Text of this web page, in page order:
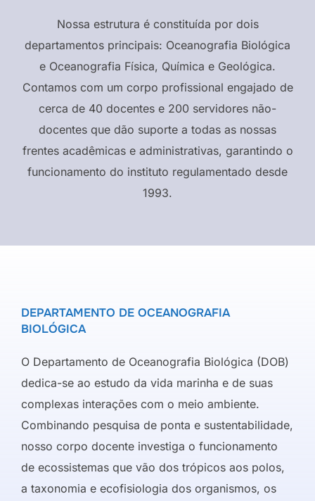
Nossa estrutura é constituída por dois
departamentos principais: Oceanografia Biológica
e Oceanografia Física, Química e Geológica.
Contamos com um corpo profissional engajado de
cerca de 40 docentes e 200 servidores não-
docentes que dão suporte a todas as nossas
frentes acadêmicas e administrativas, garantindo o
funcionamento do instituto regulamentado desde
1993.
DEPARTAMENTO DE OCEANOGRAFIA
BIOLÓGICA
O Departamento de Oceanografia Biológica (DOB)
dedica-se ao estudo da vida marinha e de suas
complexas interações com o meio ambiente.
Combinando pesquisa de ponta e sustentabilidade,
nosso corpo docente investiga o funcionamento
de ecossistemas que vão dos trópicos aos polos,
a taxonomia e ecofisiologia dos organismos, os